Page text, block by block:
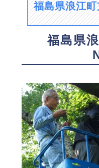
福島県浪江
福島県